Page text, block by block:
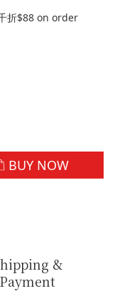
折$88 on order
BUY NOW
&
Payment